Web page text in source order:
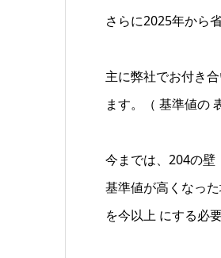
さらに2025年から
主に弊社でお付き
ます。（ 基準値の
今までは、204の
基準値が高くなっ
を今以上 にする必